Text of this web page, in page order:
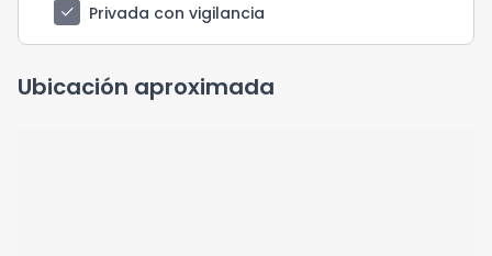
check
Privada con vigilancia
Ubicación aproximada